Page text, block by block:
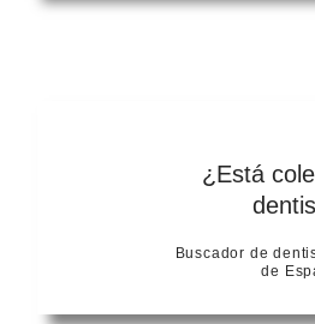
¿Está
Buscador de
de